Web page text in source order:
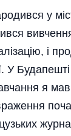
у
і
У
я